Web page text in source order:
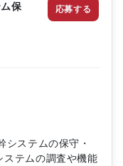
保
システムの保守・
ステムの調査や機能
応募する